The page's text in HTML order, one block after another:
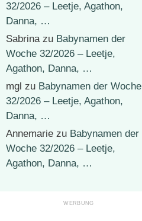
32/2026 – Leetje, Agathon,
Danna, …
Sabrinazu Babynamen der
Woche 32/2026 – Leetje,
Agathon, Danna, …
mgl zu Babynamen der Woche
32/2026 – Leetje, Agathon,
Danna, …
Annemarie zu Babynamen der
Woche 32/2026 – Leetje,
Agathon, Danna, …